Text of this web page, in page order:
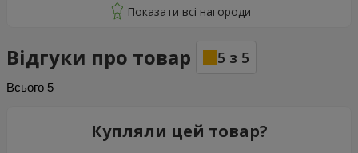
Відгуки про товар 5 з 5
Всього 5
Купляли цей товар?